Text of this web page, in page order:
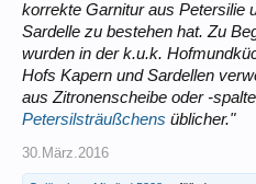
korrekte Garnitur aus Petersilie
Sardelle zu bestehen hat. Zu
wurden in der k.u.k.
Hofs Kapern und Sardellen
aus Zitronenscheibe oder -
Petersilsträußchens üblicher."
30.März.2016